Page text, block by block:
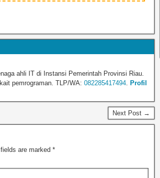
ahli IT di Instansi Pemerintah Provinsi Riau.
pemrograman. TLP/WA: 082285417494. Profil
Next Post →
are marked *